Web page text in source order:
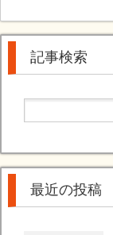
記事検索
最近の投稿